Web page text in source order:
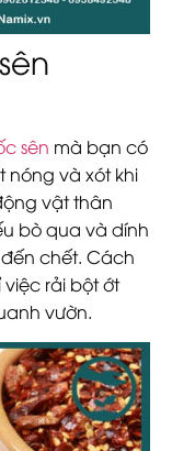
sên mà bạn có
nóng và xót khi
vật thân
bò qua và dính
chết. Cách
rải bột ớt
vườn.